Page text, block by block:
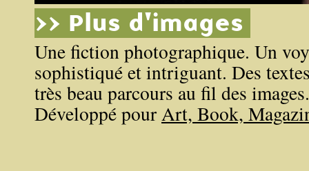
>> Plus d'images
Une fiction photographique. Un
sophistiqué et intriguant. Des
très beau parcours au fil des images.
Développé pourArt, Book,